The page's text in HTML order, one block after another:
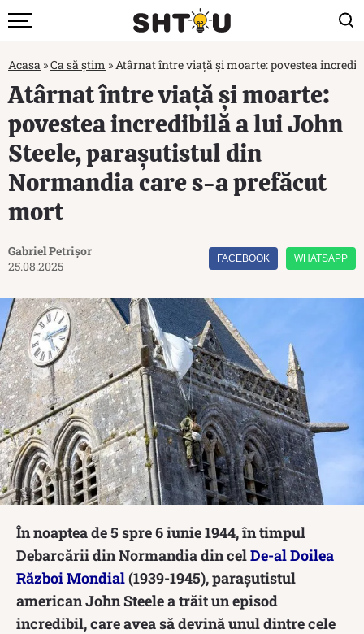
Acasa »Ca să știm »Atârnat între viață și moarte: povestea
Atârnat între viață și moarte:
povestea incredibilă a lui John
Steele, parașutistul din
Normandia care s-a prefăcut
mort
Gabriel Petrișor
25.08.2025
FACEBOOK WHATSAPP
În noaptea de 5 spre 6 iunie 1944, în timpul
Debarcării din Normandia din celDe-al Doilea
Război Mondial(1939-1945), parașutistul
american John Steele a trăit un episod
incredibil, care avea să devină unul dintre cele